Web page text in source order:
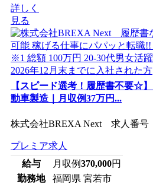
詳しく
見る
【スピード選考！履歴書不要☆
動車製造｜月収例37万円...
株式会社BREXA Next 求人番号
プレミア求人
給与
月収例370,000円
勤務地
福岡県 宮若市